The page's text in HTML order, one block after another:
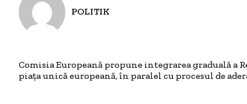
POLITIK
Comisia Europeană propune integrarea graduală a
piața unică europeană, în paralel cu procesul de